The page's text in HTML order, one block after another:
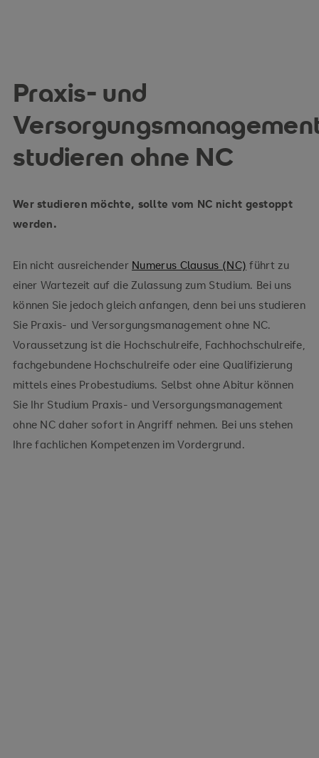
Praxis- und
studieren ohne NC
Wer studieren möchte, sollte vom NC nicht gestoppt
werden.
Ein nicht ausreichender Numerus Clausus (NC) führt zu
einer Wartezeit auf die Zulassung zum Studium. Bei uns
können Sie jedoch gleich anfangen, denn bei uns studieren
Sie Praxis- und Versorgungsmanagement ohne NC.
Voraussetzung ist die Hochschulreife, Fachhochschulreife,
fachgebundene Hochschulreife oder eine Qualifizierung
mittels eines Probestudiums. Selbst ohne Abitur können
Sie Ihr Studium Praxis- und Versorgungsmanagement
ohne NC daher sofort in Angriff nehmen. Bei uns stehen
Ihre fachlichen Kompetenzen im Vordergrund.